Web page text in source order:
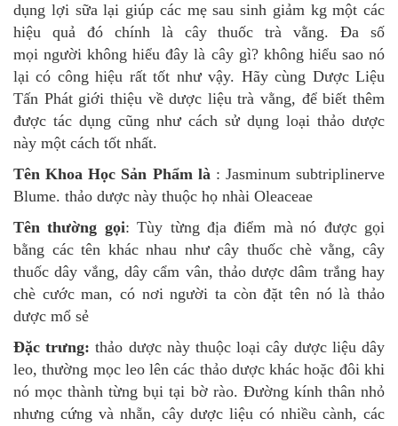
dụng lợi sữa lại giúp các mẹ sau sinh giảm kg một các
hiệu quả đó chính là cây thuốc trà vằng. Đa số
mọi người không hiểu đây là cây gì? không hiểu sao nó
lại có công hiệu rất tốt như vậy. Hãy cùng Dược Liệu
Tấn Phát giới thiệu về dược liệu trà vằng, để biết thêm
được tác dụng cũng như cách sử dụng loại thảo dược
này một cách tốt nhất.
Tên Khoa Học Sản Phẩm là: Jasminum subtriplinerve
Blume. thảo dược này thuộc họ nhài Oleaceae
Tên thường gọi: Tùy từng địa điểm mà nó được gọi
bằng các tên khác nhau như cây thuốc chè vằng, cây
thuốc dây vắng, dây cẩm vân, thảo dược dâm trắng hay
chè cước man, có nơi người ta còn đặt tên nó là thảo
dược mổ sẻ
Đặc trưng: thảo dược này thuộc loại cây dược liệu dây
leo, thường mọc leo lên các thảo dược khác hoặc đôi khi
nó mọc thành từng bụi tại bờ rào. Đường kính thân nhỏ
nhưng cứng và nhẵn, cây dược liệu có nhiều cành, các